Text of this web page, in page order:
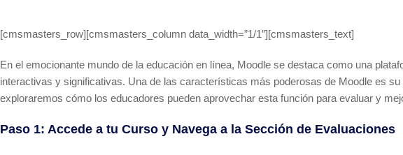
[cmsmasters_row][cmsmasters_column data_width=”1/1″][cmsmasters_text]
En el emocionante mundo de la educación en línea, Moodle se destaca como una
interactivas y significativas. Una de las características más poderosas de Moodle es
exploraremos cómo los educadores pueden aprovechar esta función para evaluar y
Paso 1: Accede a tu Curso y Navega a la Sección de Evaluaciones